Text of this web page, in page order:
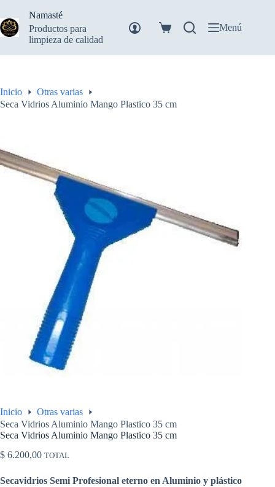
contenido
Namasté
Productos para
limpieza de calidad
Carro
compra
Menú
Inicio
Otras varias
Seca Vidrios Aluminio Mango Plastico 35 cm
Inicio
Otras varias
Seca Vidrios Aluminio Mango Plastico 35 cm
Seca Vidrios Aluminio Mango Plastico 35 cm
$ 6.200,00 TOTAL
Secavidrios Semi Profesional eterno en Aluminio y plástico